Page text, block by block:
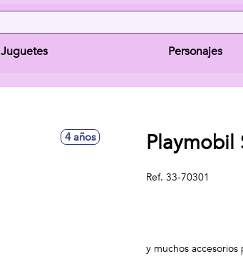
Juguetes Personajes
4 años Playmobil
Ref. 33-70301
y muchos accesorios